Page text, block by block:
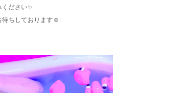
ださい✨
待ちしております☺️